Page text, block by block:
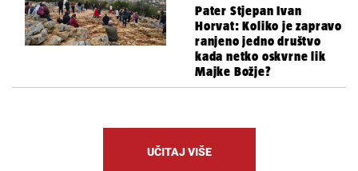
Pater Stjepan Ivan
Horvat: Koliko je zapravo
ranjeno jedno društvo
kada netko oskvrne lik
Majke Božje?
UČITAJ VIŠE